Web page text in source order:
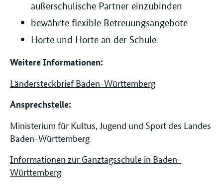
außerschulische Partner einzubinden
bewährte flexible Betreuungsangebote
Horte und Horte an der Schule
Weitere Informationen:
Ländersteckbrief Baden-Württemberg
Ansprechstelle: ​​​​
Ministerium für Kultus, Jugend und Sport des Landes
Baden-Württemberg
Informationen zur Ganztagsschule in Baden-
Württemberg